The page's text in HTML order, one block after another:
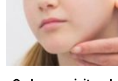
SPOR
MAGAZİN
EĞİTİM